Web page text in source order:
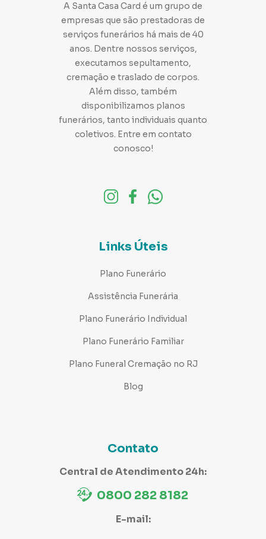
Livros infantis sobre luto: 4 opções para esses
momentos
Luto não é fácil, especialmente para crianças. Mas, os livros
infantis sobre luto podem ajudar!
A Santa Casa Card é um grupo de
empresas que são prestadoras de
serviços funerários há mais de 40
anos. Dentre nossos serviços,
executamos sepultamento,
cremação e traslado de corpos.
Além disso, também
disponibilizamos planos
funerários, tanto individuais quanto
coletivos. Entre em contato
conosco!
Links Úteis
Plano Funerário
Assistência Funerária
Plano Funerário Individual
Plano Funerário Familiar
Plano Funeral Cremação no RJ
Blog
Contato
Central de Atendimento 24h:
0800 282 8182
E-mail: